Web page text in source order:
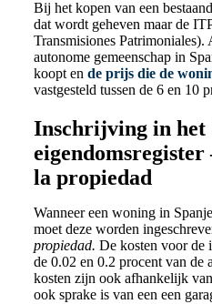
Bij het kopen van een
dat wordt geheven maar de
Transmisiones
autonome gemeenschap in
koopt ende prijs die de
vastgesteld tussen de 6 en 10
Inschrijving in het
la propiedad
Wanneer een woning in
moet deze worden
propiedad.De kosten voor de
de 0.02 en 0.2 procent van de
kosten zijn ook afhankelijk
ook sprake is van een een